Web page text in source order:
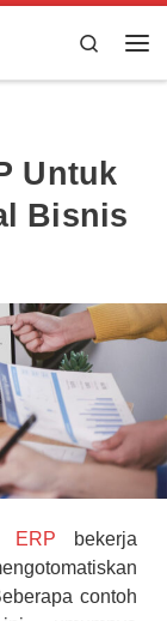
Search
Untuk
Bisnis
ERP bekerja
contoh